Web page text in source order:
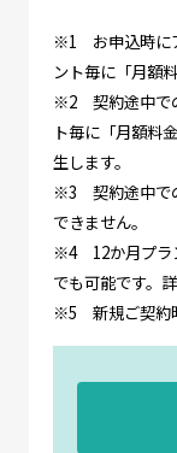
※1 お申込時に
ント毎に「月額
※2 契約途中で
ト毎に「月額料
生します。
※3 契約途中で
できません。
※4 12か月プラ
でも可能です。
※5 新規ご契約